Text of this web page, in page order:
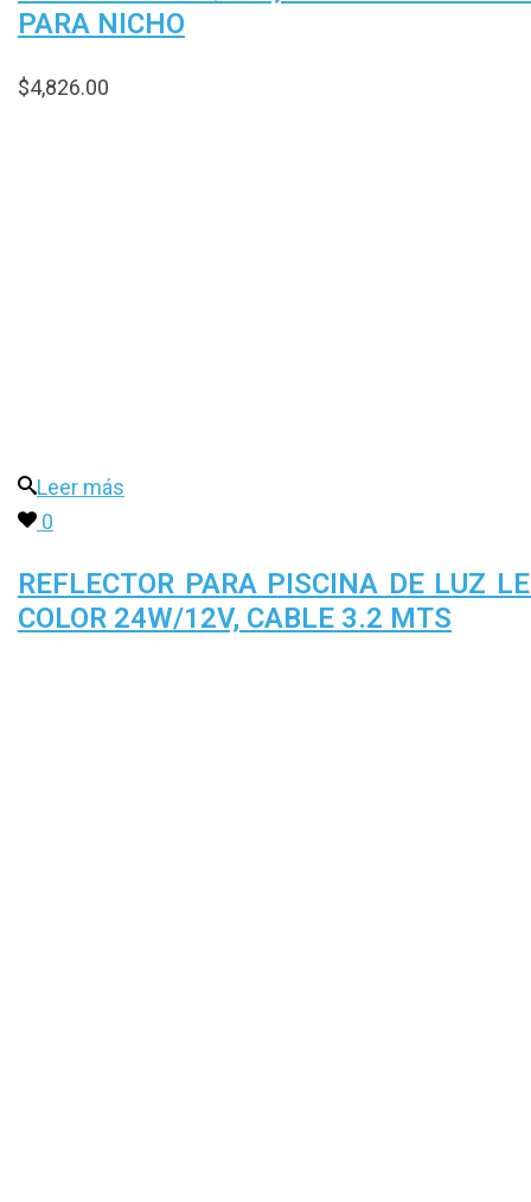
PARA NICHO
$4,826.00
Leer más
0
REFLECTOR PARA PISCINA DE LUZ
COLOR 24W/12V, CABLE 3.2 MTS